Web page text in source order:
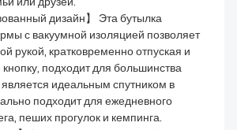
дизайн】 Эта бутылка
с вакуумной изоляцией позволяет
рукой, кратковременно отпуская и
подходит для большинства
идеальным спутником в
подходит для ежедневного
пеших прогулок и кемпинга.